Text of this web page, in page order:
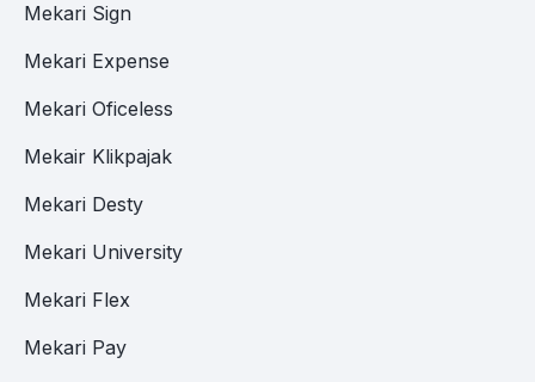
Mekari Sign
Mekari Expense
Mekari Oficeless
Mekair Klikpajak
Mekari Desty
Mekari University
Mekari Flex
Mekari Pay